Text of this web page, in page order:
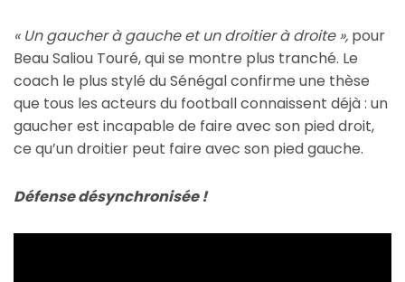
« Un gaucher à gauche et un droitier à droite », pour
Beau Saliou Touré, qui se montre plus tranché. Le
coach le plus stylé du Sénégal confirme une thèse
que tous les acteurs du football connaissent déjà : un
gaucher est incapable de faire avec son pied droit,
ce qu’un droitier peut faire avec son pied gauche.
Défense désynchronisée !